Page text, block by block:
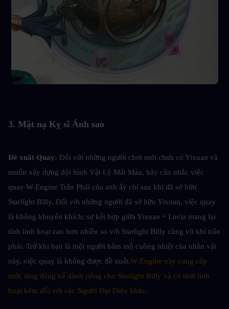
3. Mặt nạ Kỵ sĩ Ánh sao
Đề xuất Quay: Đối với những người chơi mới chưa có Yixuan và
muốn xây dựng đội hình Vật Lý Mất Máu, hãy cân nhắc việc
quay W-Engine Trấn Phái của anh ấy chỉ sau khi đã sở hữu
Starlight Billy. Đối với những người đã sở hữu Yixuan, việc quay
là không khuyến khích; sự kết hợp giữa Yixuan + Lucia mang lại
tính linh hoạt cao hơn nhiều so với Starlight Billy cùng vũ khí trấn
phái. Trừ khi bạn là một người hâm mộ cuồng nhiệt của nhân vật
này, việc quay là không được đề xuất.W-Engine này cung cấp
mức tăng đáng kể dành riêng cho Starlight Billy và có tính linh
hoạt kém đối với các Người Đại Diện khác.